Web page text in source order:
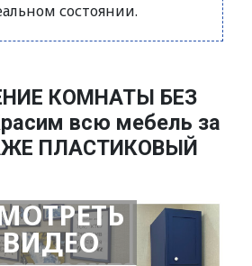
состоянии.
КОМНАТЫ БЕЗ
всю мебель за
ПЛАСТИКОВЫЙ
ВИДЕО